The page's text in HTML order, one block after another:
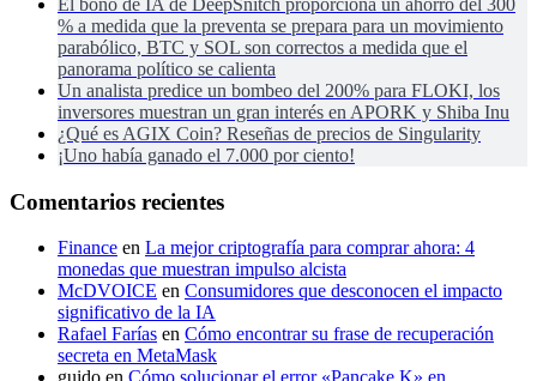
% a medida que la preventa se prepara para un movimiento
parabólico, BTC y SOL son correctos a medida que el
panorama político se calienta
Un analista predice un bombeo del 200% para FLOKI, los
inversores muestran un gran interés en APORK y Shiba Inu
¿Qué es AGIX Coin? Reseñas de precios de Singularity
¡Uno había ganado el 7.000 por ciento!
Comentarios recientes
Finance en La mejor criptografía para comprar ahora: 4
monedas que muestran impulso alcista
McDVOICE en Consumidores que desconocen el impacto
significativo de la IA
Rafael Farías en Cómo encontrar su frase de recuperación
secreta en MetaMask